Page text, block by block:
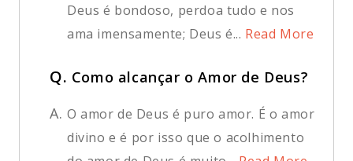
Deus é bondoso, perdoa tudo e nos
ama imensamente; Deus é... Read More
Q. Como alcançar o Amor de Deus?
A. O amor de Deus é puro amor. É o amor
divino e é por isso que o acolhimento